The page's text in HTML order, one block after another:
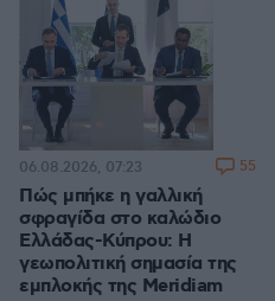
Πώς μπήκε η γαλλική
σφραγίδα στο καλώδιο
Ελλάδας-Κύπρου: Η
γεωπολιτική σημασία της
εμπλοκής της Meridiam
06.08.2026, 07:23 55